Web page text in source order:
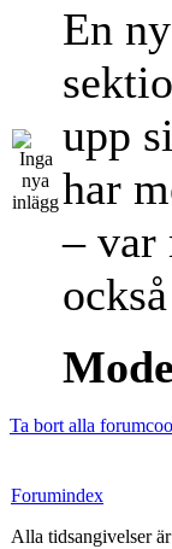
En
upp
har
– var
Ta bort alla
Forumindex
Alla tidsangivelser